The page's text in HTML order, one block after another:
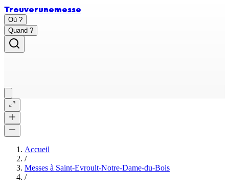
Trouverunemesse
Où ?
Quand ?
Accueil
/
Messes à Saint-Evroult-Notre-Dame-du-Bois
/